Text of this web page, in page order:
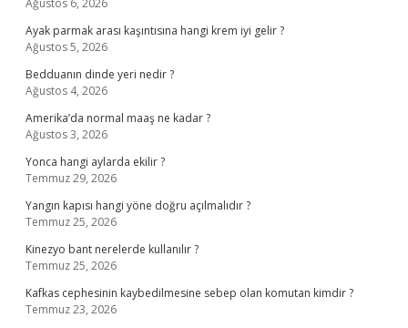
Ağustos 6, 2026
Ayak parmak arası kaşıntısına hangi krem iyi gelir ?
Ağustos 5, 2026
Bedduanın dinde yeri nedir ?
Ağustos 4, 2026
Amerika’da normal maaş ne kadar ?
Ağustos 3, 2026
Yonca hangi aylarda ekilir ?
Temmuz 29, 2026
Yangın kapısı hangi yöne doğru açılmalıdır ?
Temmuz 25, 2026
Kinezyo bant nerelerde kullanılır ?
Temmuz 25, 2026
Kafkas cephesinin kaybedilmesine sebep olan komutan kimdir ?
Temmuz 23, 2026